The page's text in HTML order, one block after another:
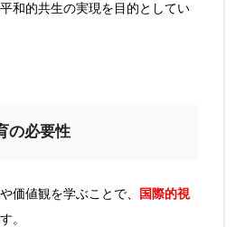
和的共生の実現を目的としてい
の必要性
価値観を学ぶことで、 国際的視
。